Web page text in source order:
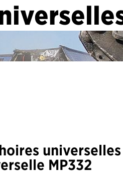
universelles
MP332